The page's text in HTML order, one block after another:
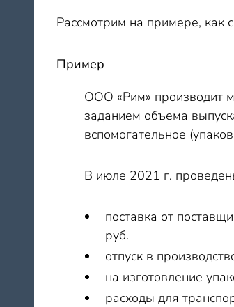
Рассмотрим на примере, как
Пример
ООО «Рим» производит
заданием объема
вспомогательное
В июле 2021 г.
поставка от
руб.
отпуск в
на изготовление
расходы для